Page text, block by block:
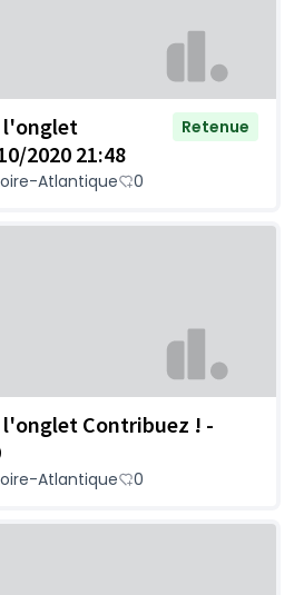
l'onglet
2020 21:48
Retenue
Atlantique 0
l'onglet Contribuez ! -
Atlantique 0